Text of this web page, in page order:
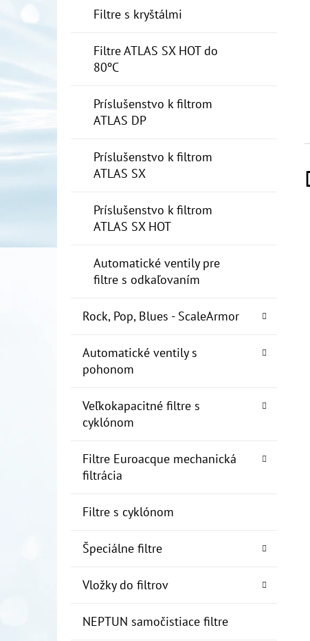
Filtre s kryštálmi
Filtre ATLAS SX HOT do
80ºC
Príslušenstvo k filtrom
ATLAS DP
Príslušenstvo k filtrom
ATLAS SX
Príslušenstvo k filtrom
ATLAS SX HOT
Automatické ventily pre
filtre s odkaľovaním
Rock, Pop, Blues - ScaleArmor
Automatické ventily s
pohonom
Veľkokapacitné filtre s
cyklónom
Filtre Euroacque mechanická
filtrácia
Filtre s cyklónom
Špeciálne filtre
Vložky do filtrov
NEPTUN samočistiace filtre